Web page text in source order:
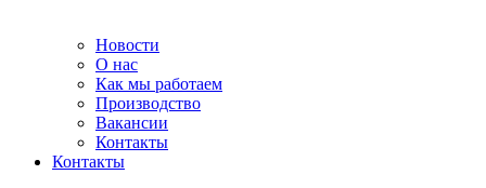
Новости
О нас
Как мы работаем
Производство
Вакансии
Контакты
Контакты